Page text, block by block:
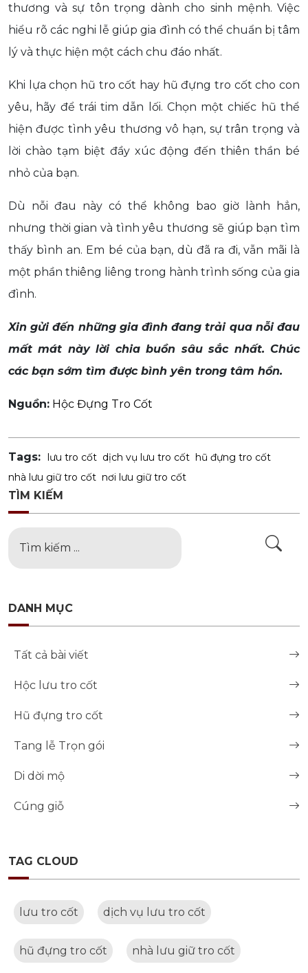
thương và sự tôn trọng dành cho sinh mệnh. Việc
hiểu rõ các nghi lễ giúp gia đình có thể chuẩn bị tâm
lý và thực hiện một cách chu đáo nhất.
Khi lựa chọn hũ tro cốt hay hũ đựng tro cốt cho con
yêu, hãy để trái tim dẫn lối. Chọn một chiếc hũ thể
hiện được tình yêu thương vô hạn, sự trân trọng và
lời chào tạm biệt đầy xúc động đến thiên thần bé
nhỏ của bạn.
Dù nỗi đau này có thể không bao giờ lành hẳn,
nhưng thời gian và tình yêu thương sẽ giúp bạn tìm
thấy bình an. Em bé của bạn, dù đã ra đi, vẫn mãi là
một phần thiêng liêng trong hành trình sống của gia
đình.
Xin gửi đến những gia đình đang trải qua nỗi đau
mất mát này lời chia buồn sâu sắc nhất. Chúc
các bạn sớm tìm được bình yên trong tâm hồn.
Nguồn: Hộc Đựng Tro Cốt
Tags: lưu tro cốt dịch vụ lưu tro cốt hũ đựng tro cốt
nhà lưu giữ tro cốt nơi lưu giữ tro cốt
TÌM KIẾM
DANH MỤC
Tất cả bài viết
Hộc lưu tro cốt
Hũ đựng tro cốt
Tang lễ Trọn gói
Di dời mộ
Cúng giỗ
TAG CLOUD
lưu tro cốt dịch vụ lưu tro cốt
hũ đựng tro cốt nhà lưu giữ tro cốt